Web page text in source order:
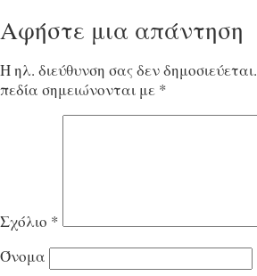
Αφήστε μια απάντηση
Η ηλ. διεύθυνση σας δεν δημοσιεύεται.
πεδία σημειώνονται με *
Σχόλιο *
Όνομα